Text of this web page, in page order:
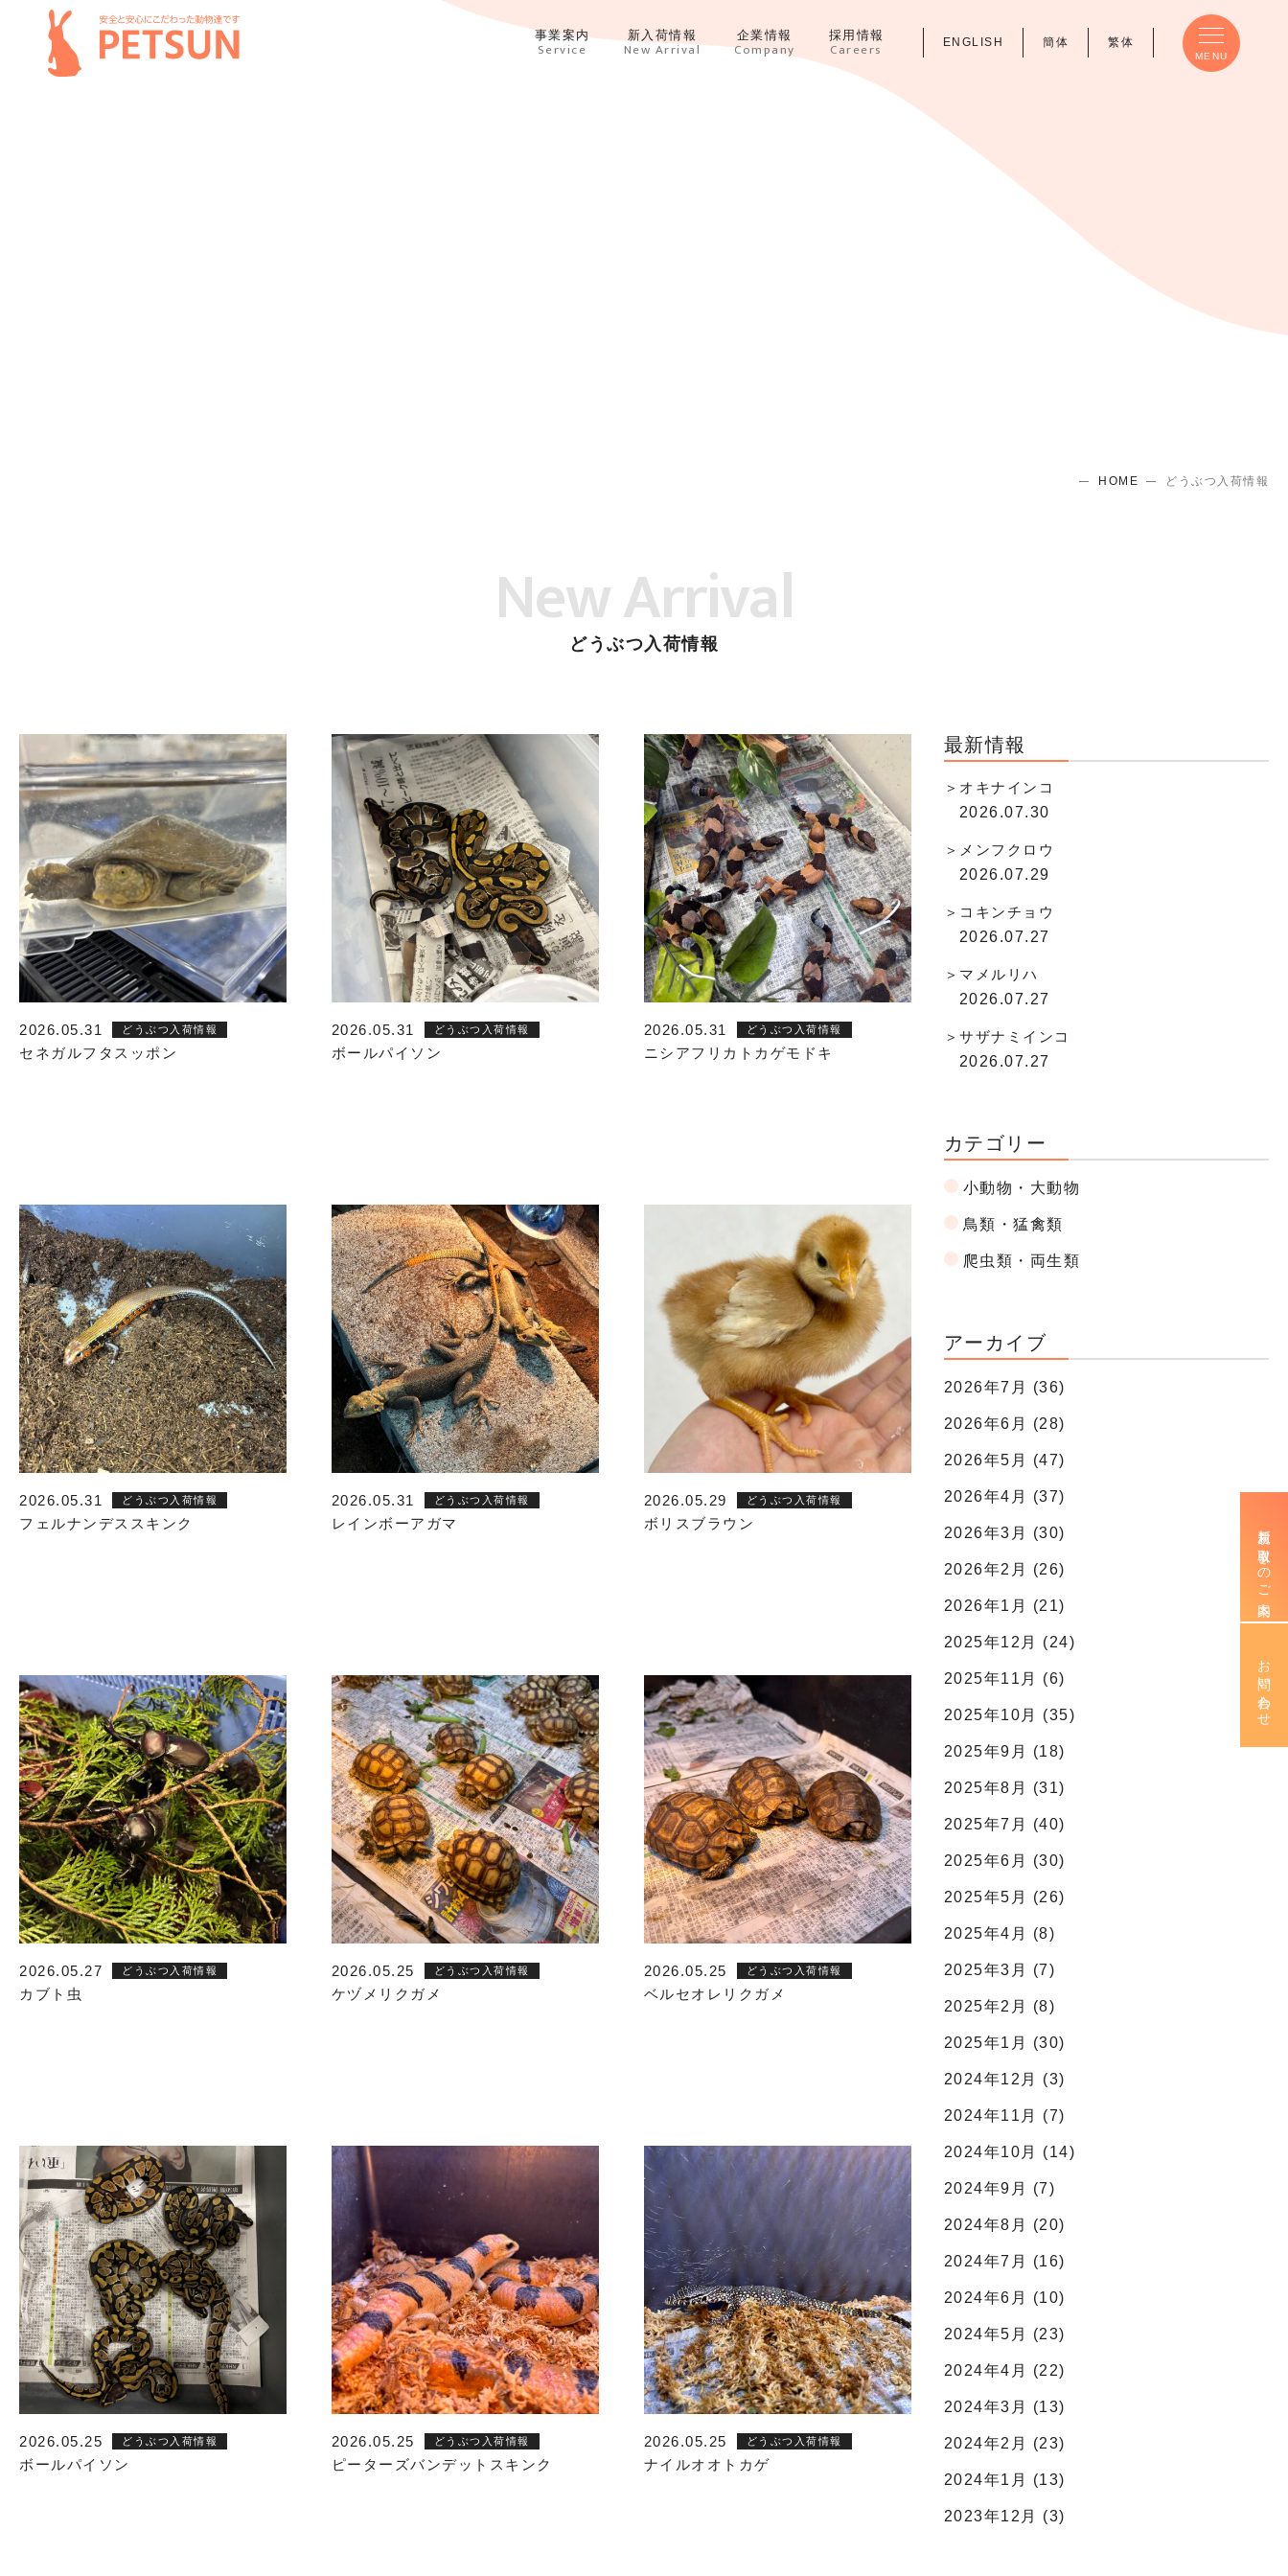
事業案内
Service
新入荷情報
New Arrival
企業情報
Company
採用情報
Careers ENGLISH 簡体 繁体
MENU
HOME どうぶつ入荷情報
New Arrival
どうぶつ入荷情報
2026.05.31 どうぶつ入荷情報
セネガルフタスッポン
2026.05.31 どうぶつ入荷情報
ボールパイソン
2026.05.31 どうぶつ入荷情報
ニシアフリカトカゲモドキ
2026.05.31 どうぶつ入荷情報
フェルナンデススキンク
2026.05.31 どうぶつ入荷情報
レインボーアガマ
2026.05.29 どうぶつ入荷情報
ボリスブラウン
2026.05.27 どうぶつ入荷情報
カブト虫
2026.05.25 どうぶつ入荷情報
ケヅメリクガメ
2026.05.25 どうぶつ入荷情報
ベルセオレリクガメ
2026.05.25 どうぶつ入荷情報
ボールパイソン
2026.05.25 どうぶつ入荷情報
ピーターズバンデットスキンク
2026.05.25 どうぶつ入荷情報
ナイルオオトカゲ
最新情報
オキナインコ
2026.07.30
メンフクロウ
2026.07.29
コキンチョウ
2026.07.27
マメルリハ
2026.07.27
サザナミインコ
2026.07.27
カテゴリー
小動物・大動物
鳥類・猛禽類
爬虫類・両生類
アーカイブ
2026年7月 (36)
2026年6月 (28)
2026年5月 (47)
2026年4月 (37)
2026年3月 (30)
2026年2月 (26)
2026年1月 (21)
2025年12月 (24)
2025年11月 (6)
2025年10月 (35)
2025年9月 (18)
2025年8月 (31)
2025年7月 (40)
2025年6月 (30)
2025年5月 (26)
2025年4月 (8)
2025年3月 (7)
2025年2月 (8)
2025年1月 (30)
2024年12月 (3)
2024年11月 (7)
2024年10月 (14)
2024年9月 (7)
2024年8月 (20)
2024年7月 (16)
2024年6月 (10)
2024年5月 (23)
2024年4月 (22)
2024年3月 (13)
2024年2月 (23)
2024年1月 (13)
2023年12月 (3)
新規お取引きのご案内
お問い合わせ